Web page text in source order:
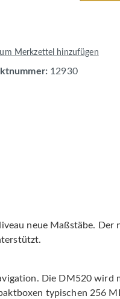
Merkzettel hinzufügen
12930
neue Maßstäbe. Der
Die DM520
typischen 256